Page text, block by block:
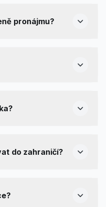
pronájmu?
do zahraničí?